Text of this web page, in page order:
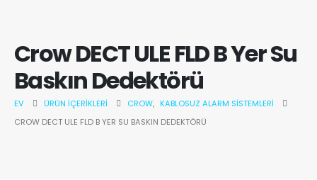
Crow DECT ULE FLD B Yer Su
Baskın Dedektörü
EV ÜRÜN İÇERIKLERI CROW, KABLOSUZ ALARM SISTEMLERI
CROW DECT ULE FLD B YER SU BASKIN DEDEKTÖRÜ